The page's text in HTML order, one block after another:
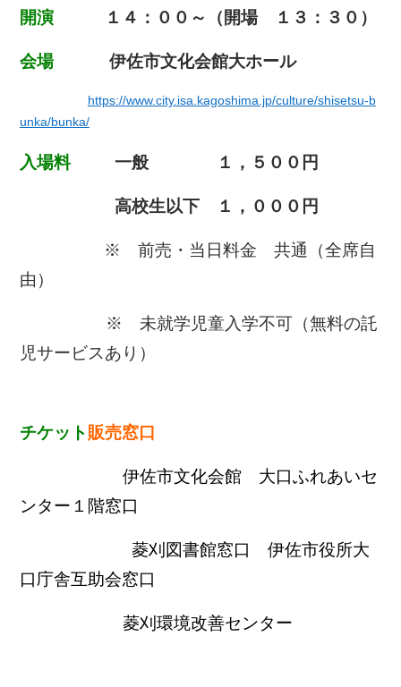
開演 １４：００～（開場 １３：３０）
会場伊佐市文化会館大ホール
https://www.city.isa.kagoshima.jp/culture/shisetsu-b
unka/bunka/
入場料一般 １，５００円
高校生以下 １，０００円
※ 前売・当日料金 共通（全席自
由）
※ 未就学児童入学不可（無料の託
児サービスあり）
チケット販売窓口
伊佐市文化会館 大口ふれあいセ
ンター１階窓口
菱刈図書館窓口 伊佐市役所大
口庁舎互助会窓口
菱刈環境改善センター